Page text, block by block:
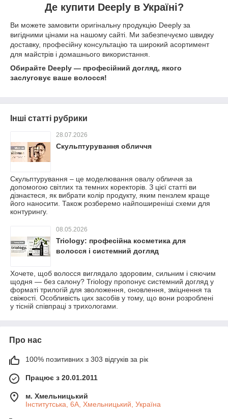
Де купити Deeply в Україні?
Ви можете замовити оригінальну продукцію Deeply за
вигідними цінами на нашому сайті. Ми забезпечуємо швидку
доставку, професійну консультацію та широкий асортимент
для майстрів і домашнього використання.
Обирайте Deeply — професійний догляд, якого
заслуговує ваше волосся!
Інші статті рубрики
28.07.2026
Скульптурування обличчя
Скульптурування – це моделювання овалу обличчя за
допомогою світлих та темних коректорів. З цієї статті ви
дізнаєтеся, як вибрати колір продукту, яким пензлем краще
його наносити. Також розберемо найпоширеніші схеми для
контурингу.
08.05.2026
Triology: професійна косметика для
волосся і системний догляд
Хочете, щоб волосся виглядало здоровим, сильним і сяючим
щодня — без салону? Triology пропонує системний догляд у
форматі трилогій для зволоження, оновлення, зміцнення та
свіжості. Особливість цих засобів у тому, що вони розроблені
у тісній співпраці з трихологами.
Про нас
100% позитивних з 303 відгуків за рік
Працює з 20.01.2011
м. Хмельницький
Інститутська, 6А, Хмельницький, Україна